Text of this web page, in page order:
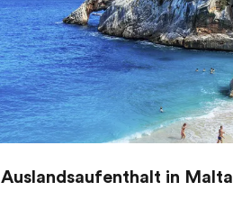
Auslandsaufenthalt in Malta